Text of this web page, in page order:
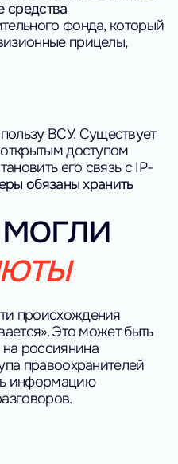
средства
фонда, который
прицелы,
ВСУ. Существует
доступом
его связь с IP-
обязаны хранить
происхождения
Это может быть
россиянина
правоохранителей
информацию